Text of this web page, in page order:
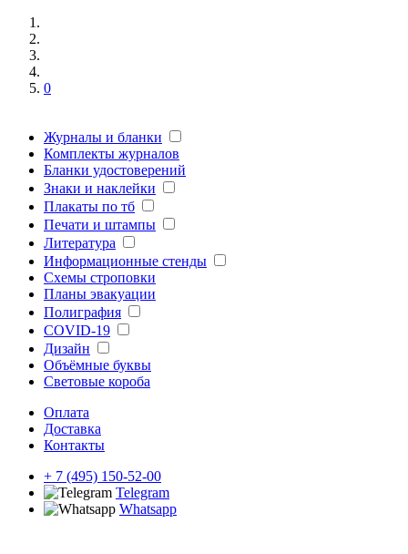
0
Журналы и бланки
Комплекты журналов
Бланки удостоверений
Знаки и наклейки
Плакаты по тб
Печати и штампы
Литература
Информационные стенды
Схемы строповки
Планы эвакуации
Полиграфия
COVID-19
Дизайн
Объёмные буквы
Световые короба
Оплата
Доставка
Контакты
+ 7 (495) 150-52-00
Telegram
Whatsapp